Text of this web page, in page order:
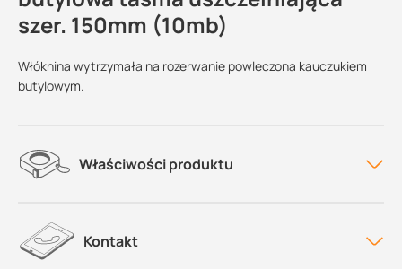
szer. 150mm (10mb)
Włóknina wytrzymała na rozerwanie powleczona kauczukiem
butylowym.
Właściwości produktu
Kontakt